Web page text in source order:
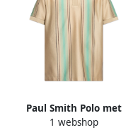
Paul Smith Polo met
gestreept patroon
1 webshop